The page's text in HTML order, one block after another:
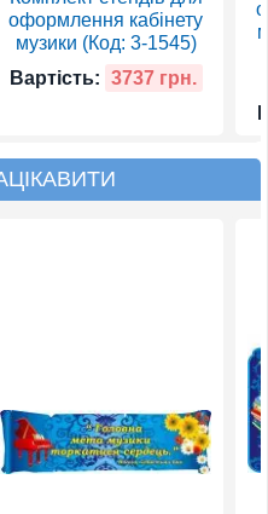
оформлення кабінету
музики (Код: 3-1545)
Вартість: 3737 грн.